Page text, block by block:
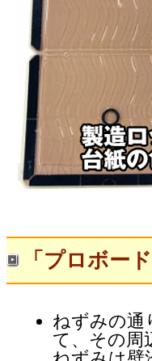
「プロボー
ねずみの通
て、その周